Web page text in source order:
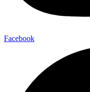
Facebook